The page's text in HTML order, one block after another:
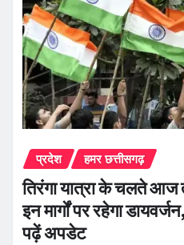
प्रदेश हमर छत्तीसगढ़
तिरंगा यात्रा के चलते
इन मार्गों पर रहेगा
पढ़ें अपडेट